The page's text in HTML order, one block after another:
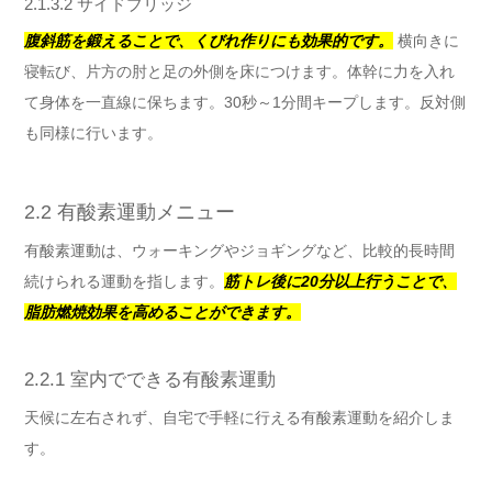
腹斜筋を鍛えることで、くびれ作りにも効果的です。
横向きに
寝転び、片方の肘と足の外側を床につけます。体幹に力を入れ
て身体を一直線に保ちます。30秒～1分間キープします。反対側
も同様に行います。
2.2 有酸素運動メニュー
有酸素運動は、ウォーキングやジョギングなど、比較的長時間
続けられる運動を指します。 筋トレ後に20分以上行うことで、
脂肪燃焼効果を高めることができます。
2.2.1 室内でできる有酸素運動
天候に左右されず、自宅で手軽に行える有酸素運動を紹介しま
す。